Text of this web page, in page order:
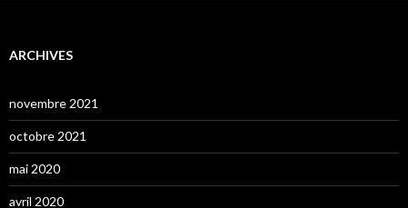
ARCHIVES
novembre 2021
octobre 2021
mai 2020
avril 2020